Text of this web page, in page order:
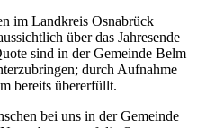
im Landkreis Osnabrück
über das Jahresende
sind in der Gemeinde Belm
durch Aufnahme
bereits übererfüllt.
bei uns in der Gemeinde